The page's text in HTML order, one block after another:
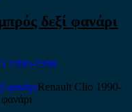
δεξί φανάρι
1990-1998
Renault Clio 1990-